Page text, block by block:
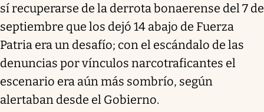
sí recuperarse de la derrota bonaerense del 7 de
septiembre que los dejó 14 abajo de Fuerza
Patria era un desafío; con el escándalo de las
denuncias por vínculos narcotraficantes el
escenario era aún más sombrío, según
alertaban desde el Gobierno.